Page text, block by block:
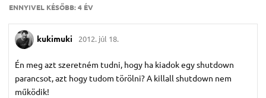
ENNYIVEL KÉSŐBB:4 ÉV
kukimuki 2012. júl 18.
Én meg azt szeretném tudni, hogy ha kiadok egy shutdown
parancsot, azt hogy tudom törölni? A killall shutdown nem
működik!